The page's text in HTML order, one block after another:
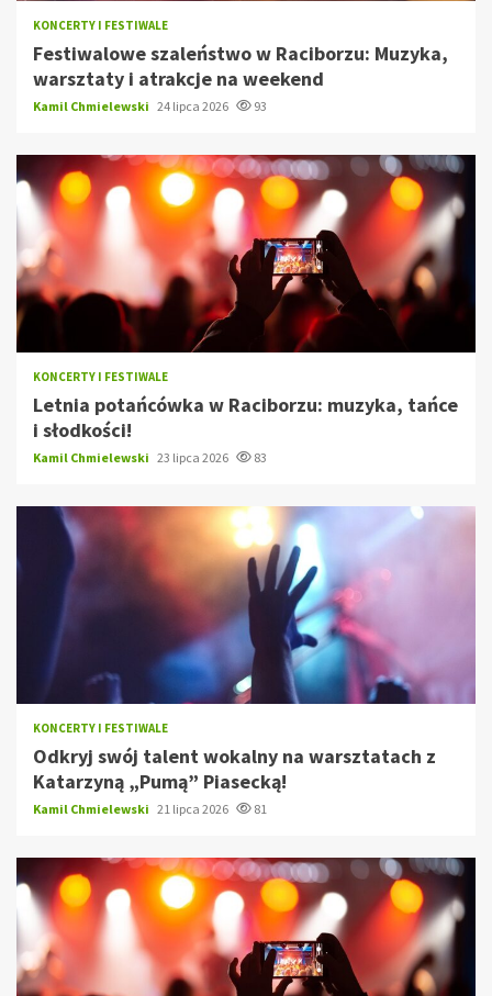
KONCERTY I FESTIWALE
Festiwalowe szaleństwo w Raciborzu: Muzyka,
warsztaty i atrakcje na weekend
Kamil Chmielewski 24 lipca 2026 93
KONCERTY I FESTIWALE
Letnia potańcówka w Raciborzu: muzyka, tańce
i słodkości!
Kamil Chmielewski 23 lipca 2026 83
KONCERTY I FESTIWALE
Odkryj swój talent wokalny na warsztatach z
Katarzyną „Pumą” Piasecką!
Kamil Chmielewski 21 lipca 2026 81